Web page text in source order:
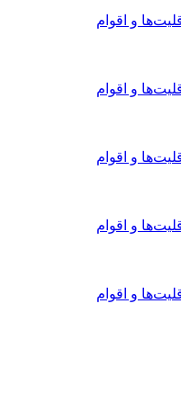
و اقوام
و اقوام
و اقوام
و اقوام
و اقوام